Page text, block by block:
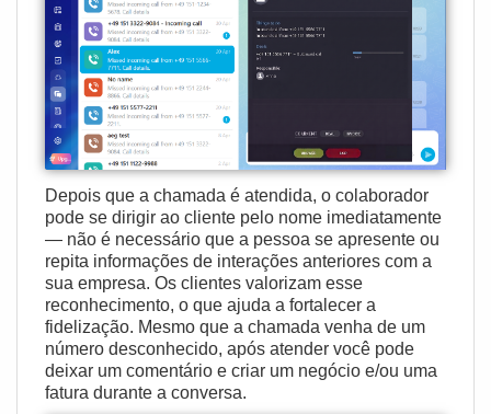
Depois que a chamada é atendida, o colaborador
pode se dirigir ao cliente pelo nome imediatamente
— não é necessário que a pessoa se apresente ou
repita informações de interações anteriores com a
sua empresa. Os clientes valorizam esse
reconhecimento, o que ajuda a fortalecer a
fidelização. Mesmo que a chamada venha de um
número desconhecido, após atender você pode
deixar um comentário e criar um negócio e/ou uma
fatura durante a conversa.